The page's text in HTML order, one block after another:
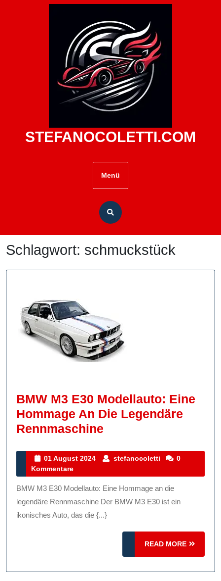
STEFANOCOLETTI.COM
Menü
Schlagwort: schmuckstück
BMW M3 E30 Modellauto: Eine
Hommage An Die Legendäre
Rennmaschine
E30
Eine
Hommage
An
Legendäre
01 August 2024
01
2024
stefanocoletti stefanocoletti
0
Kommentare
BMW M3 E30 Modellauto: Eine Hommage an die
legendäre Rennmaschine Der BMW M3 E30 ist ein
ikonisches Auto, das die {...}
READ MORE
READ
MORE